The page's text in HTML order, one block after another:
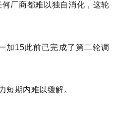
厂商都难以独自消化，这轮
加15此前已完成了第二轮调
短期内难以缓解。